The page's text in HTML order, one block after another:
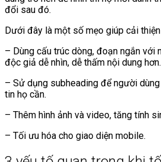
đổi sau đó.
Dưới đây là một số mẹo giúp cải
– Dùng cấu trúc dòng, đoạn ngắn với
độc giả dễ nhìn, dễ thấm nội dung hơn.
– Sử dụng subheading để người
tin họ cần.
– Thêm hình ảnh và video, tăng tính
– Tối ưu hóa cho giao diện mobile.